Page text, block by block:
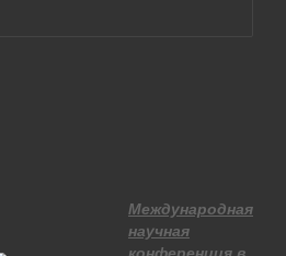
Международная
научная
конференция в